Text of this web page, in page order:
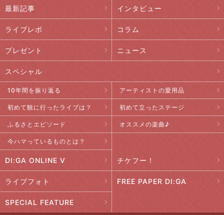
最新記事 インタビュー
ライブレポ コラム
プレゼント ニュース
スペシャル
10年間を振り返る アーティストの愛用品
初めて観に行ったライブは？ 初めて立ったステージ
ふるさとエピソード オススメの楽曲♪
今ハマっているものとは？
DI:GA ONLINE V チケフー！
ライブフォト FREE PAPER DI:GA
SPECIAL FEATURE